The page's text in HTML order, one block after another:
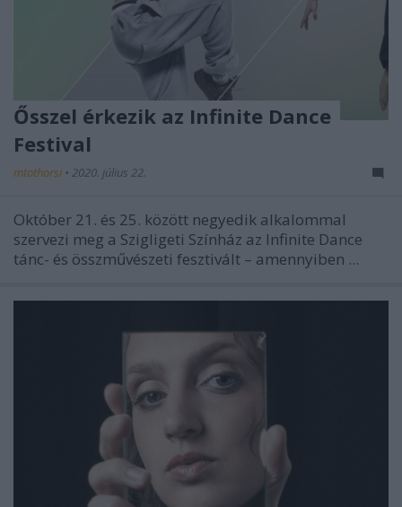
Ősszel érkezik az Infinite Dance
Festival
mtothorsi • 2020. július 22.
Október 21. és 25. között negyedik alkalommal
szervezi meg a Szigligeti Színház az Infinite Dance
tánc- és összművészeti fesztivált – amennyiben ...